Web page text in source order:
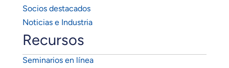
Socios destacados
Noticias e Industria
Recursos
Seminarios en línea